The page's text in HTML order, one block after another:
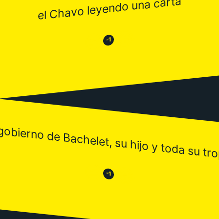
el Chavo leyendo una carta
😒 -1 😂
de Bachelet, su hijo y toda su
😒 -1 😂